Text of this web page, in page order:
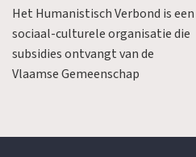
Het Humanistisch Verbond is een
sociaal-culturele organisatie die
subsidies ontvangt van de
Vlaamse Gemeenschap